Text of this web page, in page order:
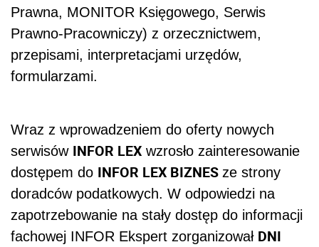
Prawna, MONITOR Księgowego, Serwis
Prawno-Pracowniczy) z orzecznictwem,
przepisami, interpretacjami urzędów,
formularzami.
Wraz z wprowadzeniem do oferty nowych
serwisów INFOR LEX wzrosło zainteresowanie
dostępem do INFOR LEX BIZNES ze strony
doradców podatkowych. W odpowiedzi na
zapotrzebowanie na stały dostęp do informacji
fachowej INFOR Ekspert zorganizował DNI